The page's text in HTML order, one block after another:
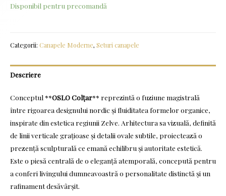
Disponibil pentru precomandă
Categorii: Canapele Moderne, Seturi canapele
Descriere
Conceptul **OSLO Colțar** reprezintă o fuziune magistrală
între rigoarea designului nordic și fluiditatea formelor organice,
inspirate din estetica regiunii Zelve. Arhitectura sa vizuală, definită
de linii verticale grațioase și detalii ovale subtile, proiectează o
prezență sculpturală ce emană echilibru și autoritate estetică.
Este o piesă centrală de o eleganță atemporală, concepută pentru
a conferi livingului dumneavoastră o personalitate distinctă și un
rafinament desăvârșit.